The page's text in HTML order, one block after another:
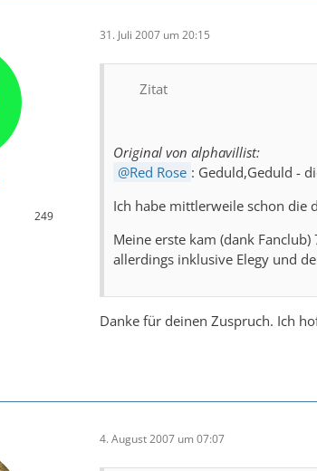
249
31. Juli 2007 um 20:15
Zitat
Original von alphavillist:
Red Rose : Geduld,Geduld -
Ich habe mittlerweile schon die
Meine erste kam (dank
allerdings inklusive Elegy und
Danke für deinen Zuspruch. Ich
4. August 2007 um 07:07